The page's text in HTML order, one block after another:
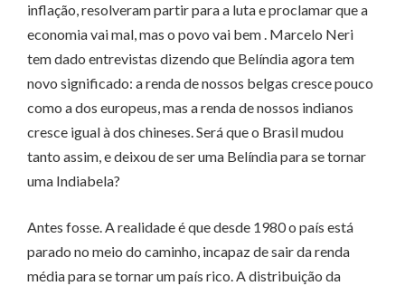
inflação, resolveram partir para a luta e proclamar que a
economia vai mal, mas o povo vai bem . Marcelo Neri
tem dado entrevistas dizendo que Belíndia agora tem
novo significado: a renda de nossos belgas cresce pouco
como a dos europeus, mas a renda de nossos indianos
cresce igual à dos chineses. Será que o Brasil mudou
tanto assim, e deixou de ser uma Belíndia para se tornar
uma Indiabela?
Antes fosse. A realidade é que desde 1980 o país está
parado no meio do caminho, incapaz de sair da renda
média para se tornar um país rico. A distribuição da